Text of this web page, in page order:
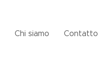
Chi siamo Contatto